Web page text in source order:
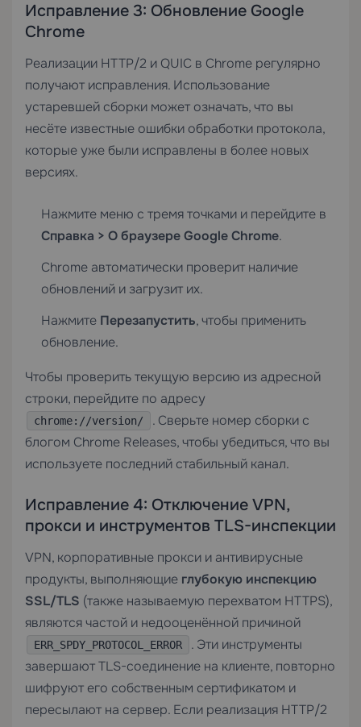
Исправление 3: Обновление Google
Chrome
Реализации HTTP/2 и QUIC в Chrome регулярно
получают исправления. Использование
устаревшей сборки может означать, что вы
несёте известные ошибки обработки протокола,
которые уже были исправлены в более новых
версиях.
Нажмите меню с тремя точками и перейдите в
Справка > О браузере Google Chrome.
Chrome автоматически проверит наличие
обновлений и загрузит их.
Нажмите Перезапустить, чтобы применить
обновление.
Чтобы проверить текущую версию из адресной
строки, перейдите по адресу
chrome://version/
. Сверьте номер сборки с
блогом Chrome Releases, чтобы убедиться, что вы
используете последний стабильный канал.
Исправление 4: Отключение VPN,
прокси и инструментов TLS-инспекции
VPN, корпоративные прокси и антивирусные
продукты, выполняющие глубокую инспекцию
SSL/TLS (также называемую перехватом HTTPS),
являются частой и недооценённой причиной
ERR_SPDY_PROTOCOL_ERROR
. Эти инструменты
завершают TLS-соединение на клиенте, повторно
шифруют его собственным сертификатом и
пересылают на сервер. Если реализация HTTP/2